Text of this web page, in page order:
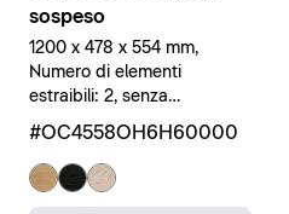
sospeso
1200 x 478 x 554 mm,
Numero di elementi
estraibili: 2, senza
Troppopieno, Rovere nero
#OC4558OH6H60000